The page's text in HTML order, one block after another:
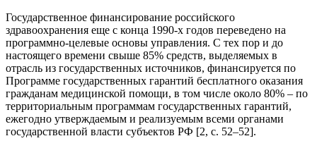
Государственное финансирование российского
здравоохранения еще с конца 1990-х годов переведено на
программно-целевые основы управления. С тех пор и до
настоящего времени свыше 85% средств, выделяемых в
отрасль из государственных источников, финансируется по
Программе государственных гарантий бесплатного оказания
гражданам медицинской помощи, в том числе около 80% – по
территориальным программам государственных гарантий,
ежегодно утверждаемым и реализуемым всеми органами
государственной власти субъектов РФ [2, с. 52–52].